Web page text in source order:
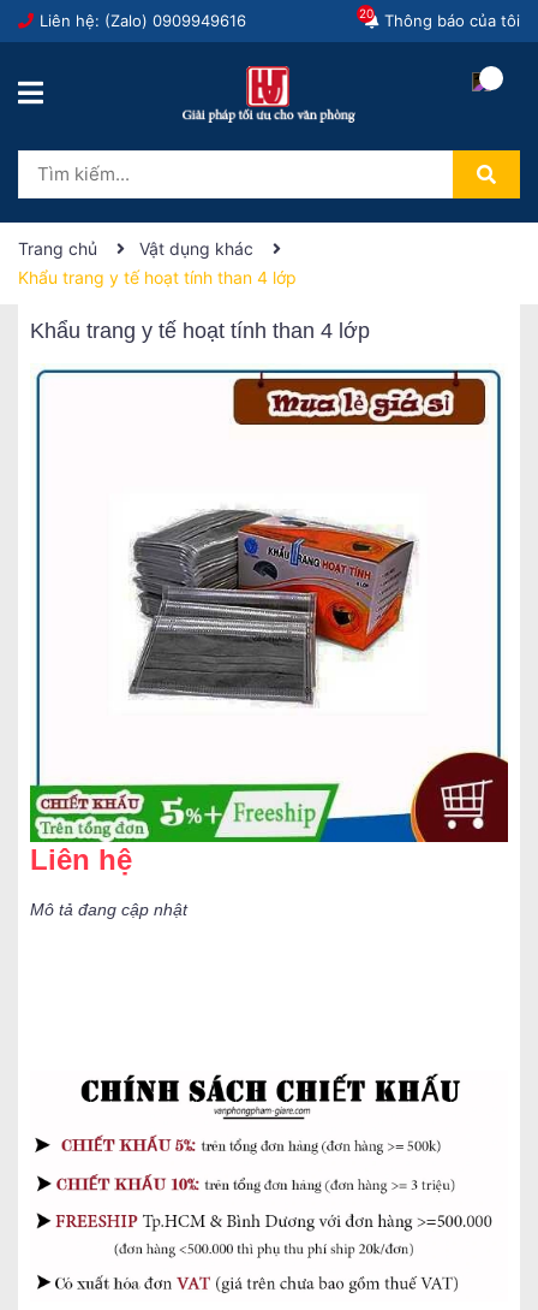
Liên hệ: (Zalo) 0909949616 Thông báo của tôi
20
Trang chủ
Vật dụng khác
Khẩu trang y tế hoạt tính than 4 lớp
Khẩu trang y tế hoạt tính than 4 lớp
Liên hệ
Mô tả đang cập nhật